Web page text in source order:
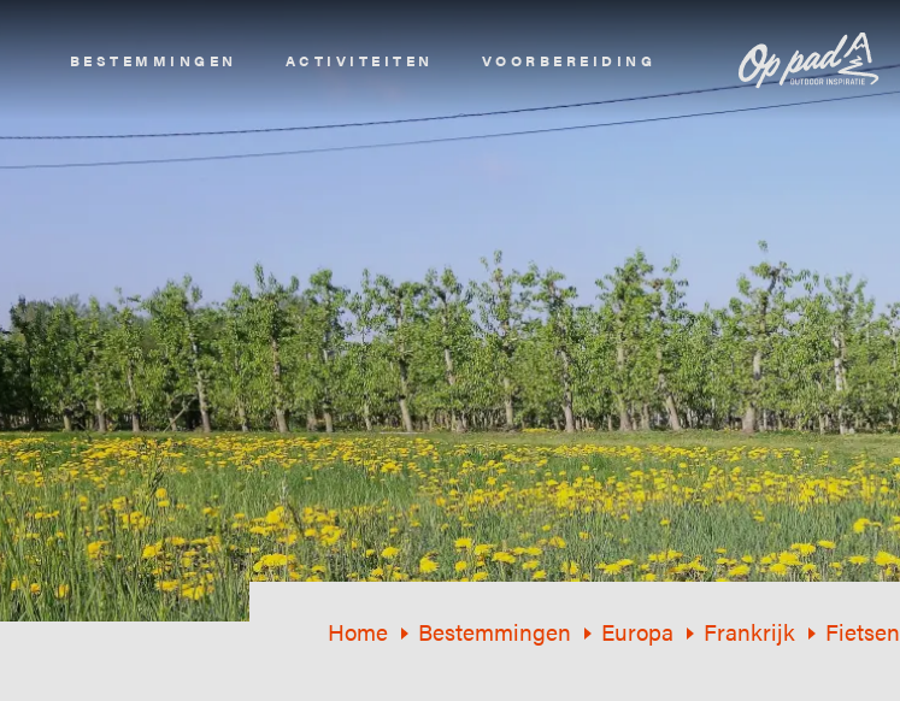
BESTEMMINGEN ACTIVITEITEN VOORBEREIDING
Image
Home Bestemmingen Europa Frankrijk Fietsen